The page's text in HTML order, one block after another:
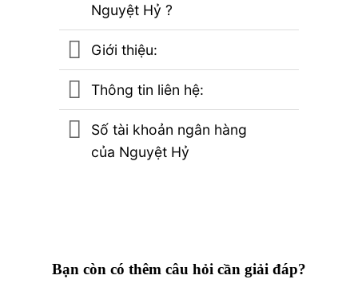
Nguyệt Hỷ ?
Giới thiệu:
Thông tin liên hệ:
Số tài khoản ngân hàng
của Nguyệt Hỷ
Bạn còn có thêm câu hỏi cần giải đáp?